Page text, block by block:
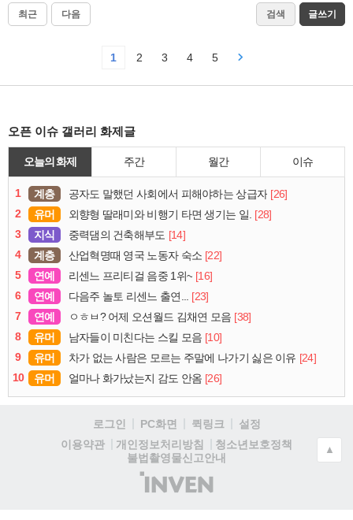
최근 다음 검색 글쓰기
1 2 3 4 5
오픈 이슈 갤러리 화제글
오늘의 화제 주간 월간 이슈
1 계층 공자도 말했던 사회에서 피해야하는 상급자 [26]
2
유머 외향형 딸래미와 비행기 타면 생기는 일. [28]
3
지식 중력댐의 건축해부도 [14]
4
계층 산업혁명때 영국 노동자 숙소 [22]
5
연예 리센느 프리티걸 음중 1위~ [16]
6
연예 다음주 놀토 리센느 출연... [23]
7
연예 ㅇㅎㅂ? 어제 오션월드 김채연 모음 [38]
8
유머 남자들이 미친다는 스킬 모음 [10]
9
유머 차가 없는 사람은 모르는 주말에 나가기 싫은 이유 [24]
10
유머 얼마나 화가났는지 감도 안옴 [26]
로그인 PC화면 퀵링크
설정
이용약관
개인정보처리방침
청소년보호정책
불법촬영물신고안내
(주)
인
▲